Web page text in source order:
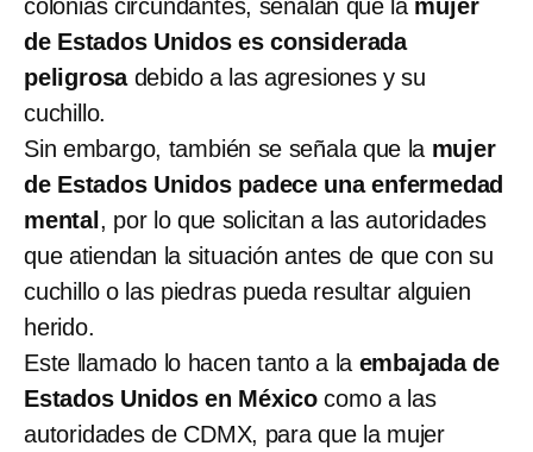
colonias circundantes, señalan que la mujer
de Estados Unidos es considerada
peligrosa debido a las agresiones y su
cuchillo.
Sin embargo, también se señala que la mujer
de Estados Unidos padece una enfermedad
mental , por lo que solicitan a las autoridades
que atiendan la situación antes de que con su
cuchillo o las piedras pueda resultar alguien
herido.
Este llamado lo hacen tanto a la embajada de
Estados Unidos en Méxicocomo a las
autoridades de CDMX, para que la mujer